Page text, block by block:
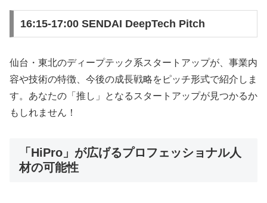
16:15-17:00 SENDAI DeepTech Pitch
仙台・東北のディープテック系スタートアップが、事業内
容や技術の特徴、今後の成長戦略をピッチ形式で紹介しま
す。あなたの「推し」となるスタートアップが見つかるか
もしれません！
「HiPro」が広げるプロフェッショナル人
材の可能性